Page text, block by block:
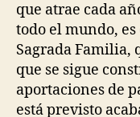
que atrae cada
todo el mundo,
Sagrada Familia,
que se sigue
aportaciones de
está previsto